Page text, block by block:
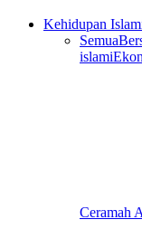
Kehidupan
Semua
islami
Ceramah